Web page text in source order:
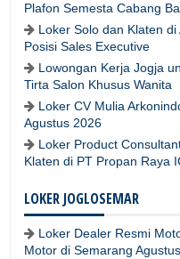
Plafon Semesta Cabang
Loker Solo dan Klaten di
Posisi Sales Executive
Lowongan Kerja Jogja
Tirta Salon Khusus Wanita
Loker CV Mulia
Agustus 2026
Loker Product
Klaten di PT Propan Raya
LOKER JOGLOSEMAR
Loker Dealer Resmi
Motor di Semarang